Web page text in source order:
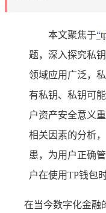
本文聚焦于“
题，深入探究私
领域应用广泛，
有私钥、私钥可
户资产安全意义
相关因素的分析
患，为用户正确
户在使用TP钱包
在当今数字化金融